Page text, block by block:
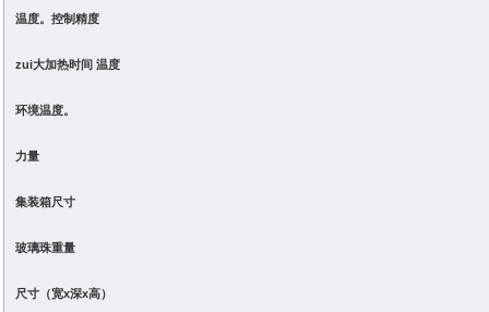
温度。 控制精度
zui大加热时间 温度
环境温度。
力量
集装箱尺寸
玻璃珠重量
尺寸（宽x深x高）